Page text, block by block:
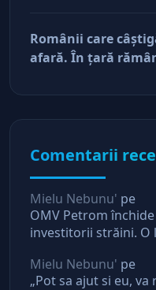
Românii care
afară. În ţară
Comentarii
Mielu Nebunu' pe
OMV Petrom
investitorii străini.
Mielu Nebunu' pe
„Pot sa ajut si eu, va